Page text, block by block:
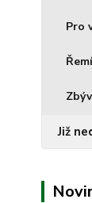
Pro
Již